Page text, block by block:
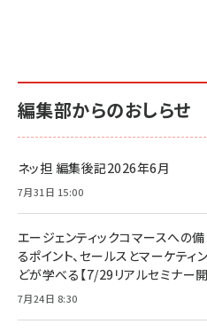
編集部からのおしらせ
ネッ担 編集後記2026年6月
7月31日 15:00
エージェンティックコマースへの
るポイント、セールスとマーケテ
どが学べる【7/29リアルセミナー開
7月24日 8:30